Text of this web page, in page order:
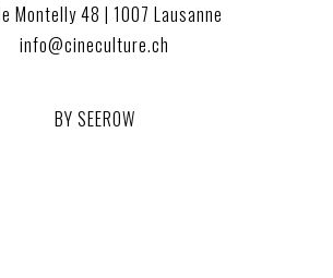
Montelly 48 | 1007 Lausanne
info@cineculture.ch
BY SEEROW